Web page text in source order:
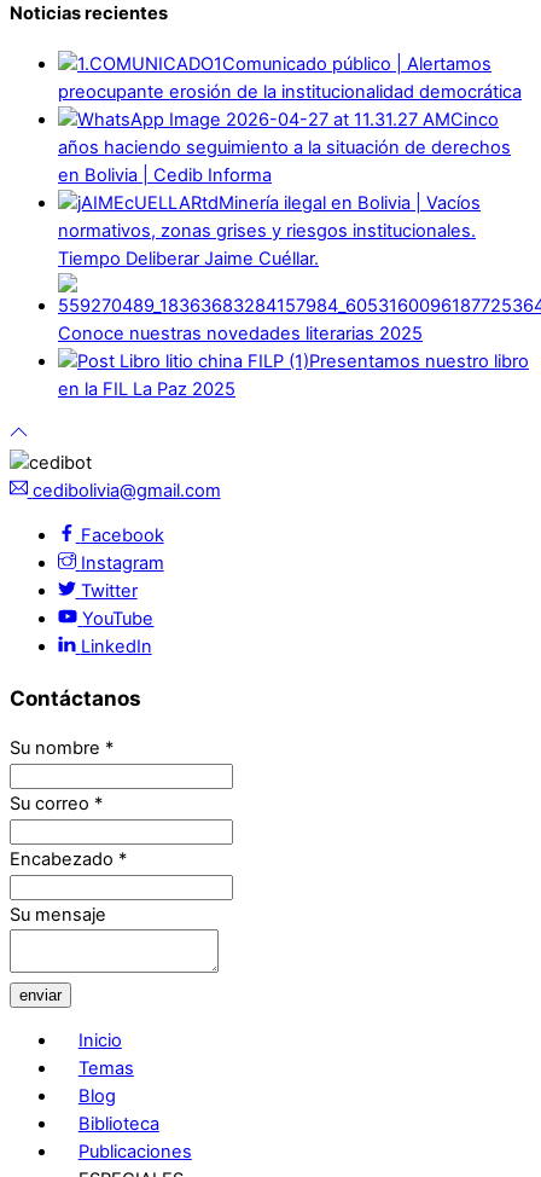
Noticias recientes
Comunicado público | Alertamos
preocupante erosión de la institucionalidad democrática
Cinco
años haciendo seguimiento a la situación de derechos
en Bolivia | Cedib Informa
Minería ilegal en Bolivia | Vacíos
normativos, zonas grises y riesgos institucionales.
Tiempo Deliberar Jaime Cuéllar.
Conoce nuestras novedades literarias 2025
Presentamos nuestro libro
en la FIL La Paz 2025
cedibolivia@gmail.com
Facebook
Instagram
Twitter
YouTube
LinkedIn
Contáctanos
Su nombre *
Su correo *
Encabezado *
Su mensaje
enviar
Inicio
Temas
Blog
Biblioteca
Publicaciones